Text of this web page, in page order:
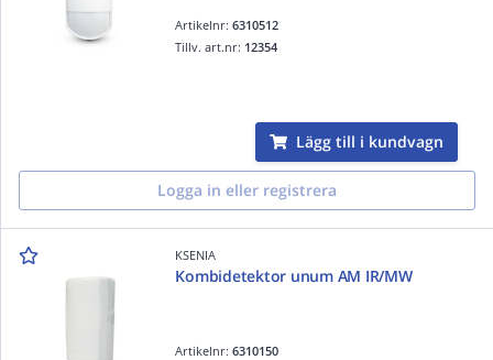
Artikelnr:6310512
Tillv. art.nr: 12354
Lägg till i kundvagn
Logga in eller registrera
KSENIA
Kombidetektor unum AM IR/MW
Artikelnr:6310150